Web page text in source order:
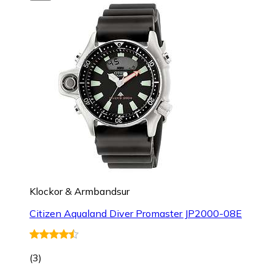
Klockor & Armbandsur
Citizen Aqualand Diver Promaster JP2000-08E
(3)